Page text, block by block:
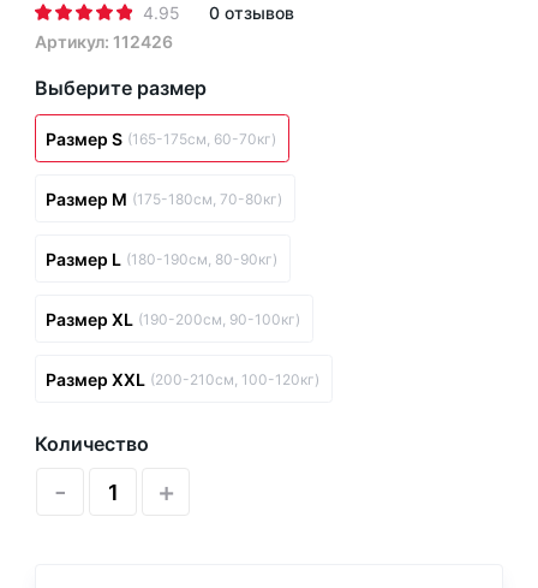
4.95
0 отзывов
Артикул: 112426
Выберите размер
Размер S (165-175см, 60-70кг)
Размер M (175-180см, 70-80кг)
Размер L (180-190см, 80-90кг)
Размер XL (190-200см, 90-100кг)
Размер XXL (200-210см, 100-120кг)
Количество
- +